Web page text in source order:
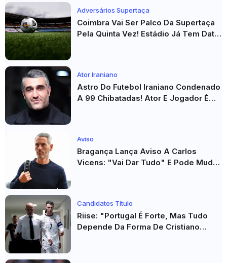
Adversários Supertaça
Coimbra Vai Ser Palco Da Supertaça
Pela Quinta Vez! Estádio Já Tem Data
Ator Iraniano
Astro Do Futebol Iraniano Condenado
A 99 Chibatadas! Ator E Jogador É
Aviso
Bragança Lança Aviso A Carlos
Vicens: "Vai Dar Tudo" E Pode Mudar
Candidatos Título
Riise: "Portugal É Forte, Mas Tudo
Depende Da Forma De Cristiano